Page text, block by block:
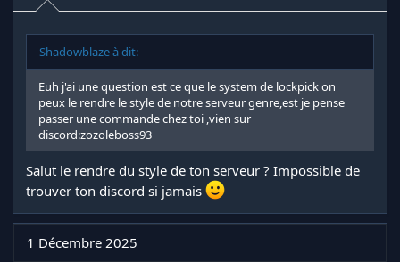
Shadowblaze à dit:
Euh j'ai une question est ce que le system de lockpick on
peux le rendre le style de notre serveur genre,est je pense
passer une commande chez toi ,vien sur
discord:zozoleboss93
Salut le rendre du style de ton serveur ? Impossible de
trouver ton discord si jamais
1 Décembre 2025